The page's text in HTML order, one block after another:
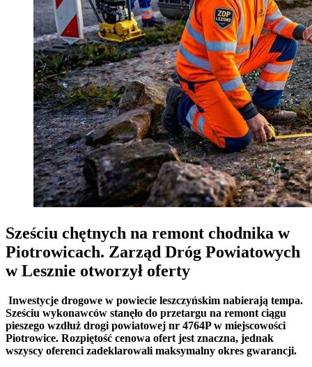
Sześciu chętnych na remont chodnika w
Piotrowicach. Zarząd Dróg Powiatowych
w Lesznie otworzył oferty
Inwestycje drogowe w powiecie leszczyńskim nabierają tempa.
Sześciu wykonawców stanęło do przetargu na remont ciągu
pieszego wzdłuż drogi powiatowej nr 4764P w miejscowości
Piotrowice. Rozpiętość cenowa ofert jest znaczna, jednak
wszyscy oferenci zadeklarowali maksymalny okres gwarancji.